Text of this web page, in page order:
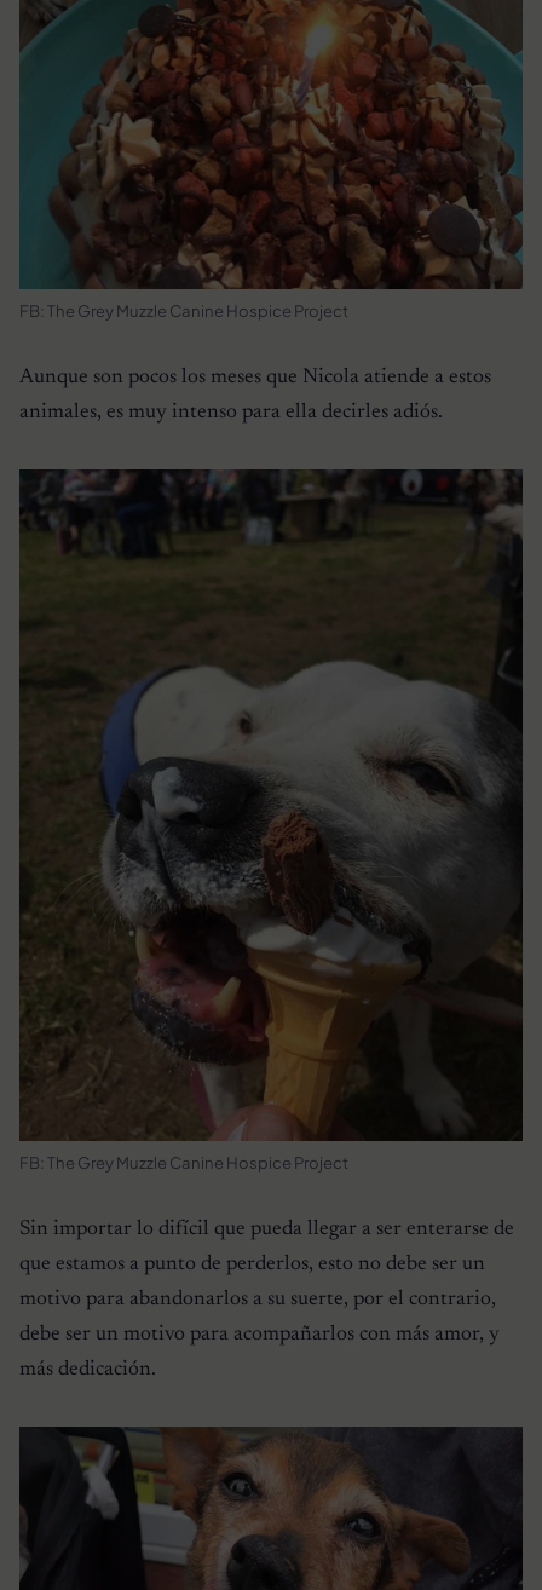
FB: The Grey Muzzle Canine Hospice Project
Aunque son pocos los meses que Nicola atiende a estos
animales, es muy intenso para ella decirles adiós.
FB: The Grey Muzzle Canine Hospice Project
Sin importar lo difícil que pueda llegar a ser enterarse de
que estamos a punto de perderlos, esto no debe ser un
motivo para abandonarlos a su suerte, por el contrario,
debe ser un motivo para acompañarlos con más amor, y
más dedicación.